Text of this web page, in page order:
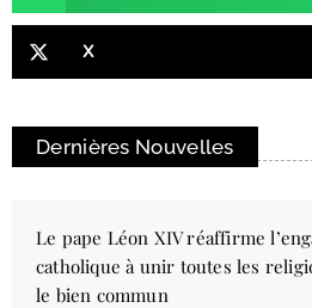
X
Dernières Nouvelles
Le pape Léon XIV réaffirme
catholique à unir toutes les
le bien commun